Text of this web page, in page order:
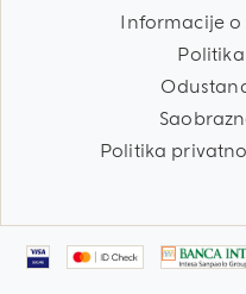
Informacije
Politika